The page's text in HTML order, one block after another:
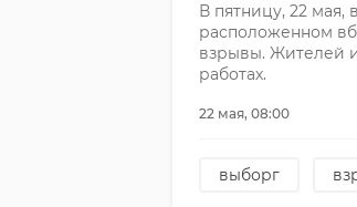
В пятницу, 22 мая,
расположенном
взрывы. Жителей
работах.
22 мая, 08:00
выборг